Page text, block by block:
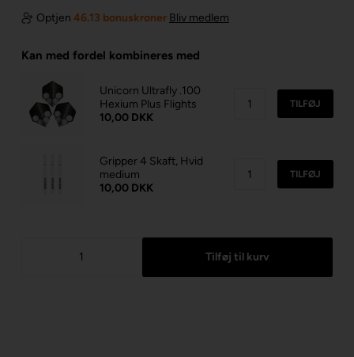
Optjen 46.13 bonuskroner Bliv medlem
Kan med fordel kombineres med
TILFØJ
Unicorn Ultrafly .100
Hexium Plus Flights
10,00 DKK
TILFØJ
Gripper 4 Skaft, Hvid
medium
10,00 DKK